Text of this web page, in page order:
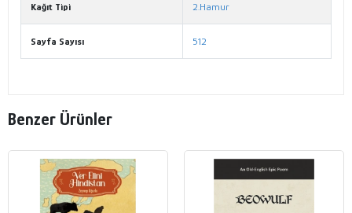
Kağıt Tipi 2.Hamur
Sayfa Sayısı 512
Benzer Ürünler